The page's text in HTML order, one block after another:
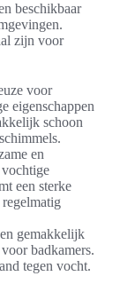
beschikbaar
zijn voor
voor
eigenschappen
schoon
en
een sterke
regelmatig
gemakkelijk
badkamers.
tegen vocht.